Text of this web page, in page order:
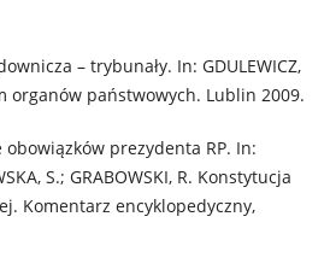
– trybunały. In: GDULEWICZ,
organów państwowych. Lublin 2009.
obowiązków prezydenta RP. In:
S.; GRABOWSKI, R. Konstytucja
Komentarz encyklopedyczny,